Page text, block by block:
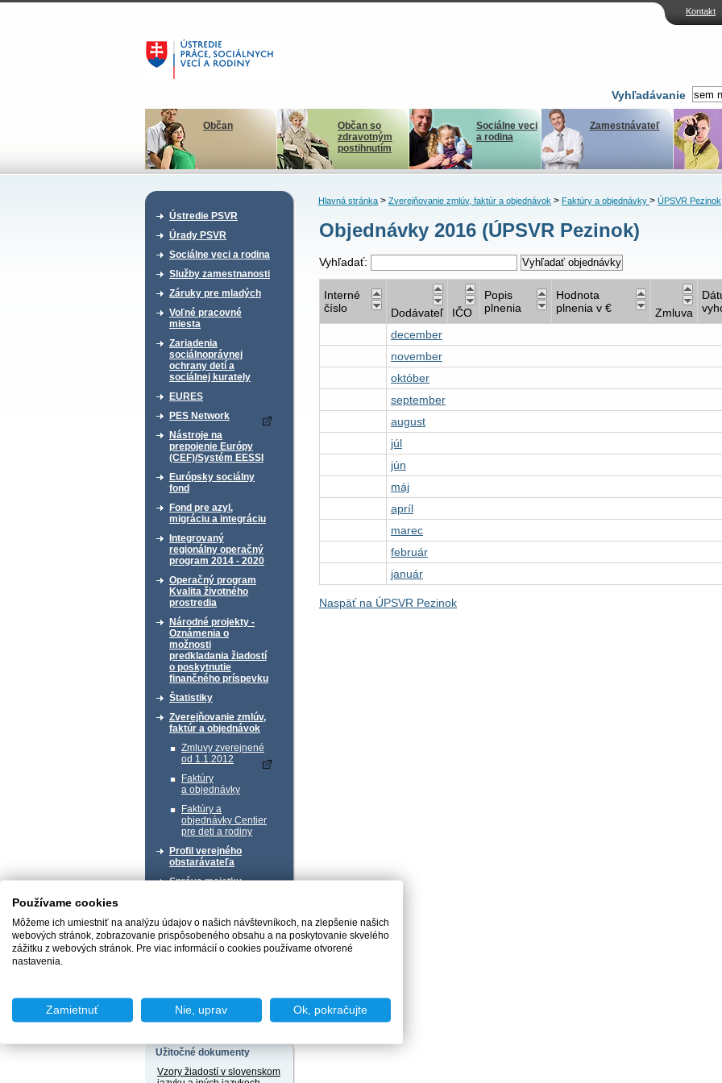
Kontakt
Vyhľadávanie
Občan
Občan so
zdravotným
postihnutím
Sociálne veci
a rodina
Zamestnávateľ
Ústredie PSVR
Úrady PSVR
Sociálne veci a rodina
Služby zamestnanosti
Záruky pre mladých
Voľné pracovné
miesta
Zariadenia
sociálnoprávnej
ochrany detí a
sociálnej kurately
EURES
PES Network
Nástroje na
prepojenie Európy
(CEF)/Systém EESSI
Európsky sociálny
fond
Fond pre azyl,
migráciu a integráciu
Integrovaný
regionálny operačný
program 2014 - 2020
Operačný program
Kvalita životného
prostredia
Národné projekty -
Oznámenia o
možnosti
predkladania žiadostí
o poskytnutie
finančného príspevku
Štatistiky
Zverejňovanie zmlúv,
faktúr a objednávok
Zmluvy zverejnené
od 1.1.2012
Faktúry
a objednávky
Faktúry a
objednávky Centier
pre deti a rodiny
Profil verejného
obstarávateľa
Správa majetku
Chcem podať podnet
Užitočné dokumenty
Vzory žiadostí v slovenskom
Hlavná stránka> Zverejňovanie zmlúv, faktúr a objednávok> Faktúry a objednávky > ÚPSVR Pezinok
Objednávky 2016 (ÚPSVR Pezinok)
Vyhľadať:
Interné
číslo
Dodávateľ IČO
Popis
plnenia
Hodnota
plnenia v €
Zmluva
december
november
október
september
august
júl
jún
máj
apríl
marec
február
január
Naspäť na ÚPSVR Pezinok
Používame cookies
Môžeme ich umiestniť na analýzu údajov o našich návštevníkoch, na zlepšenie našich
webových stránok, zobrazovanie prispôsobeného obsahu a na poskytovanie skvelého
zážitku z webových stránok. Pre viac informácií o cookies používame otvorené
nastavenia.
Zamietnuť Nie, uprav Ok, pokračujte